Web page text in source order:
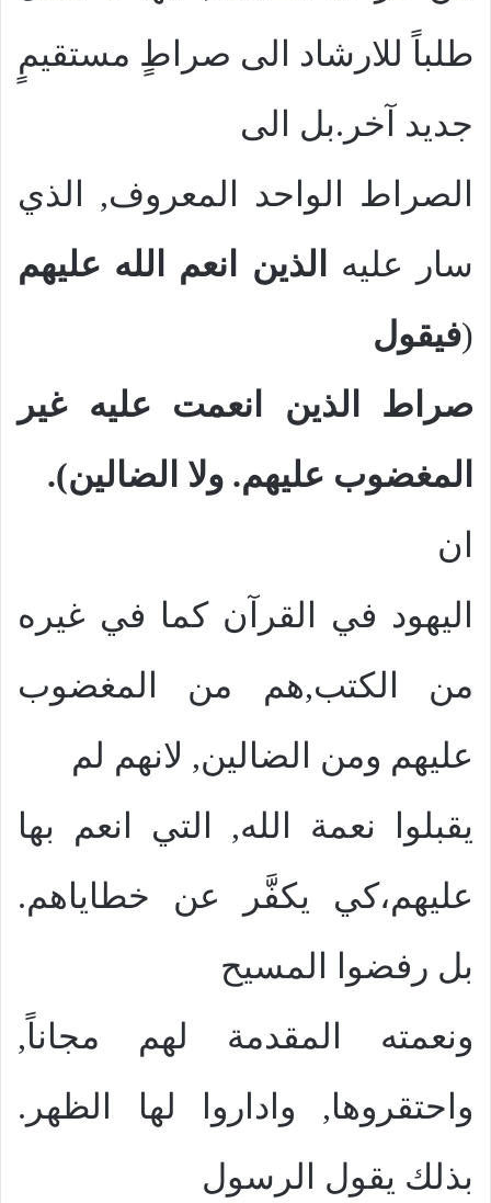
طلباً للارشاد الى صراطٍ مستقيمٍ
جديد آخر.بل الى
الصراط الواحد المعروف, الذي
سار عليه
الذين انعم الله عليهم
(فيقول
صراط الذين انعمت عليه غير
المغضوب عليهم. ولا الضالين).
ان
اليهود في القرآن كما في غيره
من الكتب,هم من المغضوب
عليهم ومن الضالين, لانهم لم
يقبلوا نعمة الله, التي انعم بها
عليهم،كي يكفَّر عن خطاياهم.
بل رفضوا المسيح
ونعمته المقدمة لهم مجاناً,
واحتقروها, واداروا لها الظهر.
بذلك يقول الرسول